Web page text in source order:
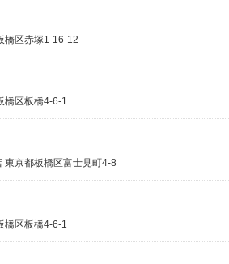
橋区赤塚1-16-12
橋区板橋4-6-1
東京都板橋区富士見町4-8
橋区板橋4-6-1